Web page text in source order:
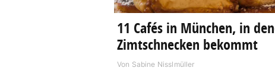
11 Cafés in München, in
Zimtschnecken bekommt
Von Sabine Nisslmüller